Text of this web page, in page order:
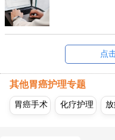
点
其他胃癌护理专题
胃癌手术 化疗护理